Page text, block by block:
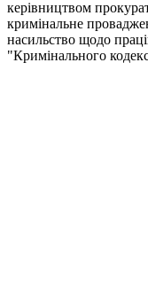
керівництвом
кримінальне
насильство щодо
"Кримінального